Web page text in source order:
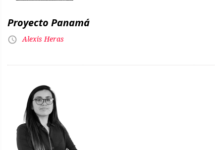
Proyecto Panamá
Alexis Heras